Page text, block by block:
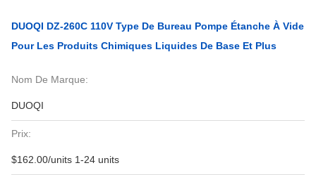
DUOQI DZ-260C 110V Type De Bureau Pompe Étanche À Vide
Pour Les Produits Chimiques Liquides De Base Et Plus
Nom De Marque:
DUOQI
Prix:
$162.00/units 1-24 units